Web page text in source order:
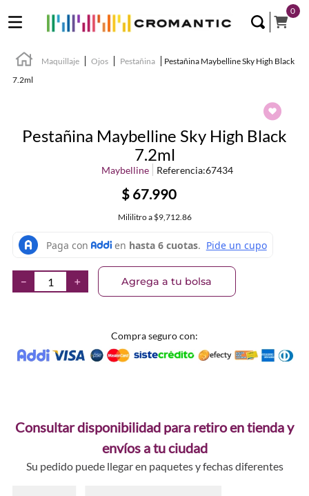
0
Maquillaje Ojos Pestañina
Pestañina Maybelline Sky High Black
7.2ml
Pestañina Maybelline Sky High Black
7.2ml
Maybelline Referencia:67434
$ 67.990
Mililitroa $9,712.86
＋
－ Agrega a tu bolsa
Compra seguro con:
Consultar disponibilidad para retiro en tienda y
envíos a tu ciudad
Su pedido puede llegar en paquetes y fechas diferentes